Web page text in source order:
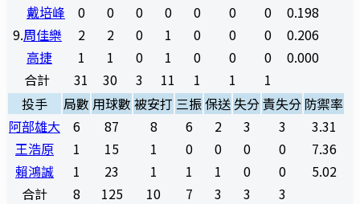
戴培峰
0 0 0 0 0 0 0
0.198
9.周佳樂 2 2 0 1 0 0 0
0.206
高捷
1 1 0 1 0 0 0
0.000
合計
31 30 3 11 1 1
1
投手
局數 用球數 被安打 三振保送失分責失分 防禦率
阿部雄大
6 87 8 6 2 3 3
3.31
王浩原
1 15 1 0 0 0 0
7.36
賴鴻誠
1 23 1 1 1 0 0
5.02
合計
8 125 10 7 3 3 3